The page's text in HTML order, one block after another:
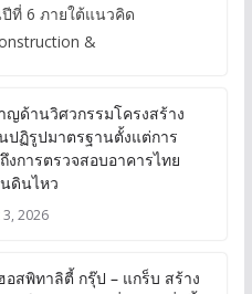
ปีที่ 6 ภายใต้แนวคิด
&
ญด้านวิศวกรรมโครงสร้าง
ปฏิรูปมาตรฐานตั้งแต่การ
งการตรวจสอบอาคารไทย
ดินไหว
2026
อสพิทาลิตี้ กรุ๊ป – แกร็บ สร้าง